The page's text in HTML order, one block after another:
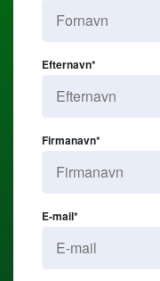
Efternavn*
Firmanavn*
E-mail*